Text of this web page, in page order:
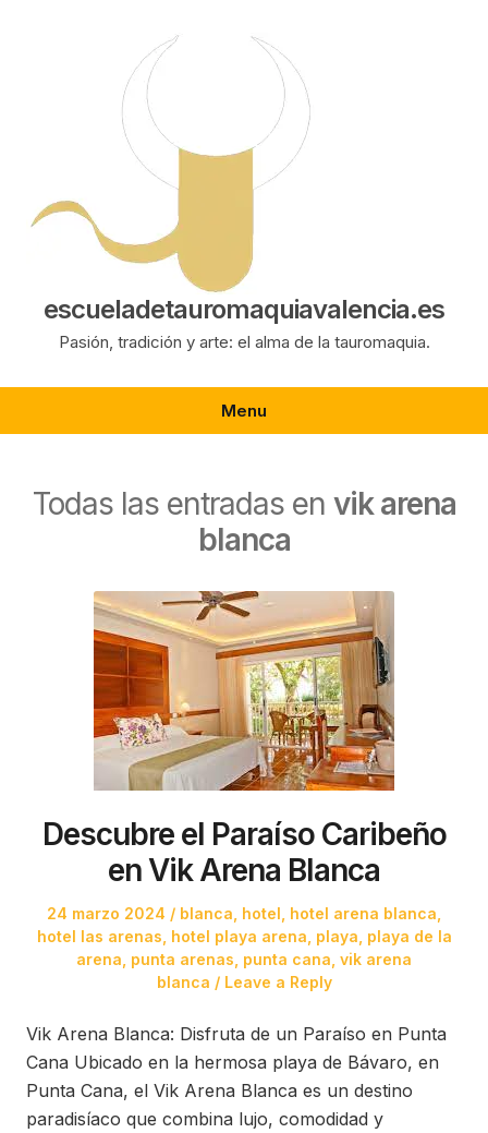
escueladetauromaquiavalencia.es
Pasión, tradición y arte: el alma de la tauromaquia.
Menu
Todas las entradas en vik arena
blanca
Descubre el Paraíso Caribeño
en Vik Arena Blanca
Posted
on
24 marzo 2024
Posted
in
blanca hotel hotel arena blanca
hotel las arenas hotel playa arena playa playa de la
arena punta arenas punta cana vik arena
blanca
Leave a Reply
Vik Arena Blanca: Disfruta de un Paraíso en Punta
Cana Ubicado en la hermosa playa de Bávaro, en
Punta Cana, el Vik Arena Blanca es un destino
paradisíaco que combina lujo, comodidad y